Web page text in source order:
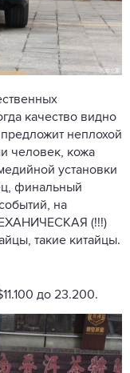
качество видно
неплохой
человек, кожа
установки
финальный
на
(!!!)
такие китайцы.
до 23.200.